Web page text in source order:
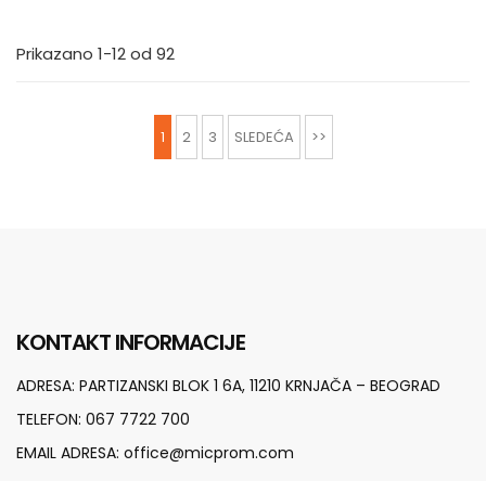
Prikazano 1-12 od 92
1 2 3 SLEDEĆA >>
KONTAKT INFORMACIJE
ADRESA: PARTIZANSKI BLOK 1 6A, 11210 KRNJAČA – BEOGRAD
TELEFON: 067 7722 700
EMAIL ADRESA: office@micprom.com